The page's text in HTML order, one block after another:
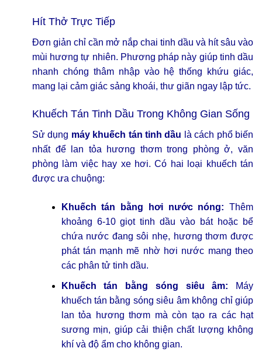
Hít Thở Trực Tiếp
Đơn giản chỉ cần mở nắp chai tinh dầu và hít sâu vào
mùi hương tự nhiên. Phương pháp này giúp tinh dầu
nhanh chóng thâm nhập vào hệ thống khứu giác,
mang lại cảm giác sảng khoái, thư giãn ngay lập tức.
Khuếch Tán Tinh Dầu Trong Không Gian Sống
Sử dụng máy khuếch tán tinh dầu là cách phổ biến
nhất để lan tỏa hương thơm trong phòng ở, văn
phòng làm việc hay xe hơi. Có hai loại khuếch tán
được ưa chuộng:
Khuếch tán bằng hơi nước nóng: Thêm
khoảng 6-10 giọt tinh dầu vào bát hoặc bể
chứa nước đang sôi nhẹ, hương thơm được
phát tán mạnh mẽ nhờ hơi nước mang theo
các phân tử tinh dầu.
Khuếch tán bằng sóng siêu âm: Máy
khuếch tán bằng sóng siêu âm không chỉ giúp
lan tỏa hương thơm mà còn tạo ra các hạt
sương mịn, giúp cải thiện chất lượng không
khí và độ ẩm cho không gian.